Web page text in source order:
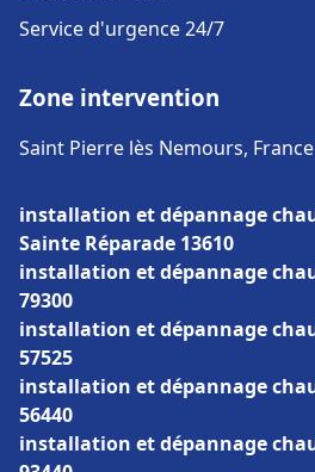
Service d'urgence 24/7
Zone intervention
Saint Pierre lès Nemours, France
installation et dépannage
Sainte Réparade 13610
installation et dépannage
79300
installation et dépannage
57525
installation et dépannage
56440
installation et dépannage